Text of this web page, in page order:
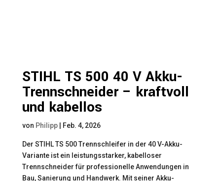
STIHL TS 500 40 V Akku-
Trennschneider – kraftvoll
und kabellos
von Philipp| Feb. 4, 2026
Der STIHL TS 500 Trennschleifer in der 40 V-Akku-
Variante ist ein leistungsstarker, kabelloser
Trennschneider für professionelle Anwendungen in
Bau, Sanierung und Handwerk. Mit seiner Akku-